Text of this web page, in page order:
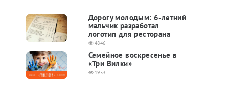
Дорогу молодым: 6-летний
мальчик разработал
логотип для ресторана
4846
Семейное воскресенье в
«Три Вилки»
1953